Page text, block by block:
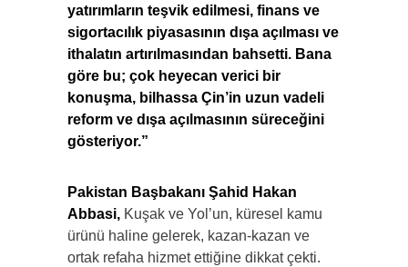
yatırımların teşvik edilmesi, finans ve
sigortacılık piyasasının dışa açılması ve
ithalatın artırılmasından bahsetti. Bana
göre bu; çok heyecan verici bir
konuşma, bilhassa Çin’in uzun vadeli
reform ve dışa açılmasının süreceğini
gösteriyor.”
Pakistan Başbakanı Şahid Hakan
Abbasi, Kuşak ve Yol’un, küresel kamu
ürünü haline gelerek, kazan-kazan ve
ortak refaha hizmet ettiğine dikkat çekti.